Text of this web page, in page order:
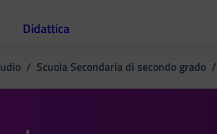
Didattica
Scuola Secondaria di secondo grado